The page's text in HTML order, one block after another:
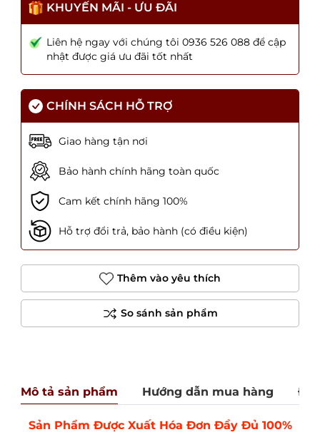
KHUYẾN MÃI - ƯU ĐÃI
Liên hệ ngay với chúng tôi 0936 526 088 để cập
nhật được giá ưu đãi tốt nhất
CHÍNH SÁCH HỖ TRỢ
Giao hàng tận nơi
Bảo hành chính hãng toàn quốc
Cam kết chính hãng 100%
Hỗ trợ đổi trả, bảo hành (có điều kiện)
Thêm vào yêu thích
Mô tả sản phẩm Hướng dẫn mua hàng
Sản Phẩm Được Xuất Hóa Đơn Đầy Đủ 100%